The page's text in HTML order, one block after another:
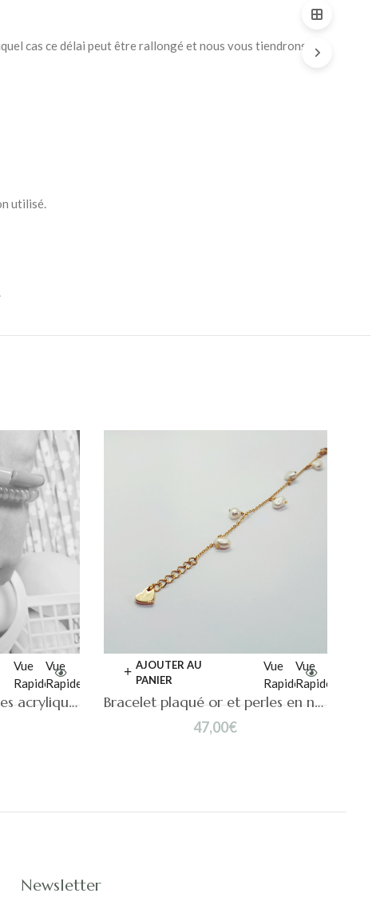
cas ce délai peut être rallongé et nous vous tiendrons au
utilisé.
Vue
Rapide
Vue
Rapide
Bracelet donut en perles acryliques colorées TIPSY
AJOUTER AU
PANIER
Vue
Rapide
Vue
Rapide
Bracelet plaqué or et perles en nacre Blues
47,00€
Newsletter